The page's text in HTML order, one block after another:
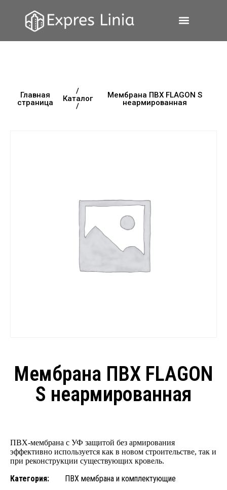
Главная
страница
/
Каталог
/
Мембрана ПВХ FLAGON S
неармированная
Мембрана ПВХ FLAGON
S неармированная
ПВХ-мембрана с УФ защитой без армирования
эффективно используется как в новом строительстве, так и
при реконструкции существующих кровель.
Категория: ПВХ мембрана и комплектующие